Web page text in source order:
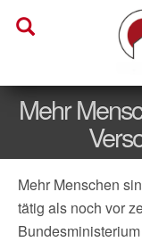
Mehr
Mehr Menschen
tätig als noch vor